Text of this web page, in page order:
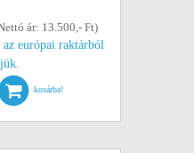
ár: 13.500,- Ft)
európai raktárból
kosárba!